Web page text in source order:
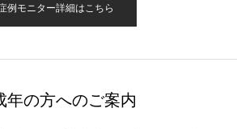
例モニター詳細はこちら
年の方へのご案内